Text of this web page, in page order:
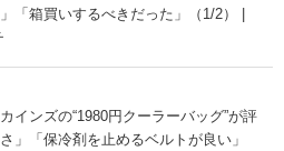
「箱買いするべきだった」（1/2） |
インズの“1980円クーラーバッグ”が評
「保冷剤を止めるベルトが良い」